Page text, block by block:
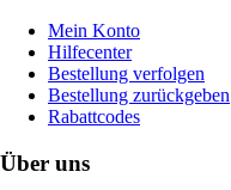
Mein Konto
Hilfecenter
Bestellung verfolgen
Bestellung zurückgeben
Rabattcodes
Über uns